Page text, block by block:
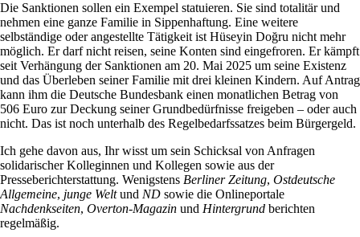
Die Sanktionen sollen ein Exempel statuieren. Sie sind totalitär und
nehmen eine ganze Familie in Sippenhaftung. Eine weitere
selbständige oder angestellte Tätigkeit ist Hüseyin Doğru nicht mehr
möglich. Er darf nicht reisen, seine Konten sind eingefroren. Er kämpft
seit Verhängung der Sanktionen am 20. Mai 2025 um seine Existenz
und das Überleben seiner Familie mit drei kleinen Kindern. Auf Antrag
kann ihm die Deutsche Bundesbank einen monatlichen Betrag von
506 Euro zur Deckung seiner Grundbedürfnisse freigeben – oder auch
nicht. Das ist noch unterhalb des Regelbedarfssatzes beim Bürgergeld.
Ich gehe davon aus, Ihr wisst um sein Schicksal von Anfragen
solidarischer Kolleginnen und Kollegen sowie aus der
Presseberichterstattung. Wenigstens Berliner Zeitung, Ostdeutsche
Allgemeine, junge Weltund ND sowie die Onlineportale
Nachdenkseiten, Overton-Magazin und Hintergrund berichten
regelmäßig.